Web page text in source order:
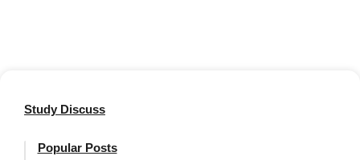
Study Discuss
Popular Posts